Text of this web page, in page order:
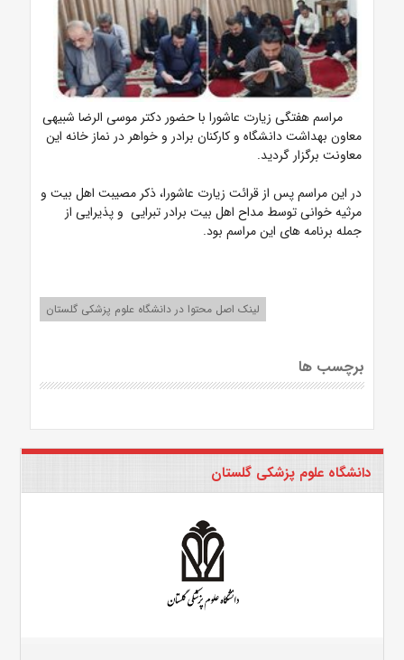
مراسم هفتگی زیارت عاشورا با حضور دکتر موسی الرضا شبیهی
معاون بهداشت دانشگاه و کارکنان برادر و خواهر در نماز خانه این
معاونت برگزار گردید.
در این مراسم پس از قرائت زیارت عاشورا، ذکر مصیبت اهل بیت و
مرثیه خوانی توسط مداح اهل بیت برادر تبرایی و پذیرایی از
جمله برنامه های این مراسم بود.
لینک اصل محتوا در دانشگاه علوم پزشکی گلستان
برچسب ها
دانشگاه علوم پزشکی گلستان